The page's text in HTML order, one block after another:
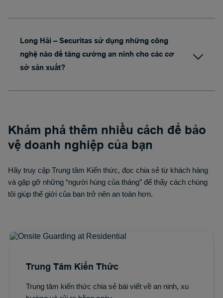
Long Hải – Securitas sử dụng những công
nghệ nào để tăng cường an ninh cho các cơ
sở sản xuất?
Khám phá thêm nhiều cách để bảo
vệ doanh nghiệp của bạn
Hãy truy cập Trung tâm Kiến thức, đọc chia sẻ từ khách hàng
và gặp gỡ những “người hùng của tháng” để thấy cách chúng
tôi giúp thế giới của bạn trở nên an toàn hơn.
Trung Tâm Kiến Thức
Trung tâm kiến thức chia sẻ bài viết về an ninh, xu